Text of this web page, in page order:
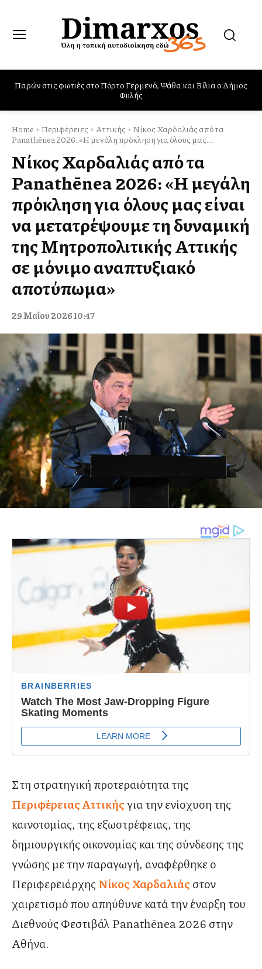
Παρών στις φωτιές στο Πόρτο Γερμενό, Ψάθα και Βίλια ο Δήμος
Φυλής
Δήμος Βαρης Βούλας Βουλιαγμένης: Συλλογή ειδών πρώτης
ανάγκης για πυρόπληκτους
Home Περιφέρειες Αττικής
Νίκος Χαρδαλιάς από τα
Panathēnea 2026: «Η μεγάλη πρόκληση για όλους μας...
Νίκος Χαρδαλιάς από τα
Panathēnea 2026: «Η μεγάλη
πρόκληση για όλους μας είναι
να μετατρέψουμε τη δυναμική
της Μητροπολιτικής Αττικής
σε μόνιμο αναπτυξιακό
αποτύπωμα»
29 Μαΐου 2026 10:47
Στη στρατηγική προτεραιότητα της
Περιφέρειας Αττικήςγια την ενίσχυση της
καινοτομίας, της εξωστρέφειας, της
δημιουργικής οικονομίας και της σύνδεσης της
γνώσης με την παραγωγή, αναφέρθηκε ο
Περιφερειάρχης Νίκος Χαρδαλιάς στον
χαιρετισμό που απηύθυνε κατά την έναρξη του
Διεθνούς Φεστιβάλ Panathēnea 2026 στην
Αθήνα.